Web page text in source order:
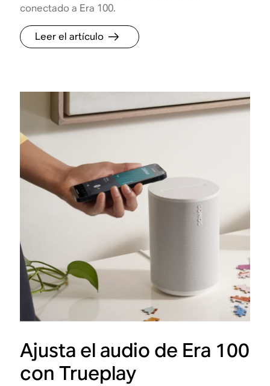
conectado a Era 100.
Leer el artículo
Ajusta el audio de Era 100
con Trueplay